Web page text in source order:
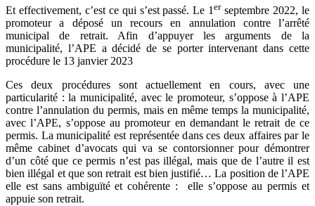
Et effectivement, c’est ce qui s’est passé. Le 1erseptembre 2022, le
promoteur a déposé un recours en annulation contre l’arrêté
municipal de retrait. Afin d’appuyer les arguments de la
municipalité, l’APE a décidé de se porter intervenant dans cette
procédure le 13 janvier 2023
Ces deux procédures sont actuellement en cours, avec une
particularité : la municipalité, avec le promoteur, s’oppose à l’APE
contre l’annulation du permis, mais en même temps la municipalité,
avec l’APE, s’oppose au promoteur en demandant le retrait de ce
permis. La municipalité est représentée dans ces deux affaires par le
même cabinet d’avocats qui va se contorsionner pour démontrer
d’un côté que ce permis n’est pas illégal, mais que de l’autre il est
bien illégal et que son retrait est bien justifié… La position de l’APE
elle est sans ambiguïté et cohérente : elle s’oppose au permis et
appuie son retrait.